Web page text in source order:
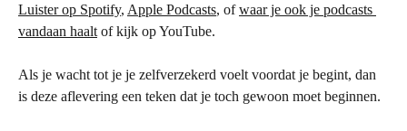
Luister op Spotify, Apple Podcasts, of waar je ook je podcasts
vandaan haalt of kijk op YouTube.
Als je wacht tot je je zelfverzekerd voelt voordat je begint, dan
is deze aflevering een teken dat je toch gewoon moet beginnen.